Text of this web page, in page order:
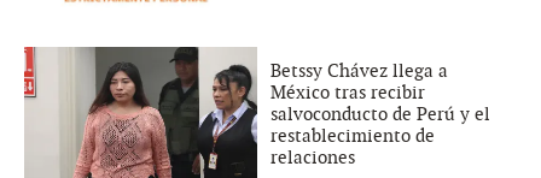
Betssy Chávez llega a
México tras recibir
salvoconducto de Perú y el
restablecimiento de
relaciones